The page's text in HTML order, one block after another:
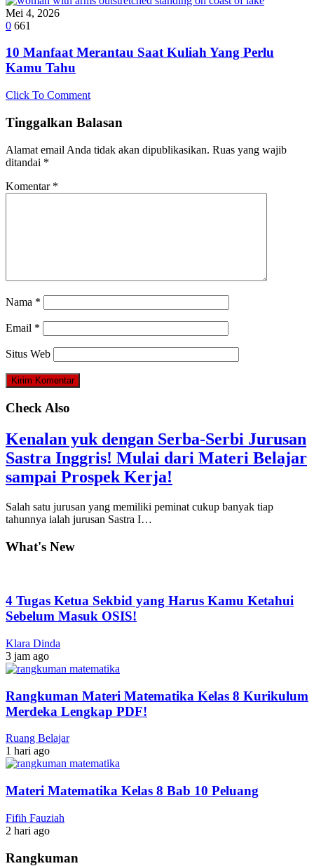
Mei 4, 2026
0 661
10 Manfaat Merantau Saat Kuliah Yang Perlu
Kamu Tahu
Click To Comment
Tinggalkan Balasan
Alamat email Anda tidak akan dipublikasikan. Ruas yang wajib
ditandai *
Komentar *
Nama *
Email *
Situs Web
Check Also
Kenalan yuk dengan Serba-Serbi Jurusan
Sastra Inggris! Mulai dari Materi Belajar
sampai Prospek Kerja!
Salah satu jurusan yang memiliki peminat cukup banyak tiap
tahunnya ialah jurusan Sastra I…
What's New
4 Tugas Ketua Sekbid yang Harus Kamu Ketahui
Sebelum Masuk OSIS!
Klara Dinda
3 jam ago
Rangkuman Materi Matematika Kelas 8 Kurikulum
Merdeka Lengkap PDF!
Ruang Belajar
1 hari ago
Materi Matematika Kelas 8 Bab 10 Peluang
Fifih Fauziah
2 hari ago
Rangkuman